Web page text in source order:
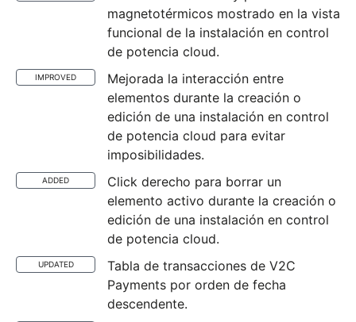
magnetotérmicos mostrado en la vista
funcional de la instalación en control
de potencia cloud.
IMPROVED
Mejorada la interacción entre
elementos durante la creación o
edición de una instalación en control
de potencia cloud para evitar
imposibilidades.
ADDED
Click derecho para borrar un
elemento activo durante la creación o
edición de una instalación en control
de potencia cloud.
UPDATED
Tabla de transacciones de V2C
Payments por orden de fecha
descendente.